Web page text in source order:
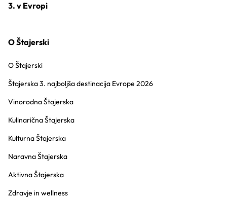
3. v Evropi
O Štajerski
O Štajerski
Štajerska 3. najboljša destinacija Evrope 2026
Vinorodna Štajerska
Kulinarična Štajerska
Kulturna Štajerska
Naravna Štajerska
Aktivna Štajerska
Zdravje in wellness